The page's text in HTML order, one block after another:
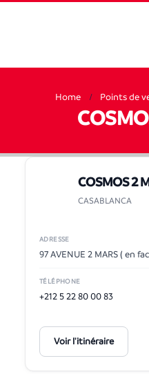
Home Points de
COSMOS 2
CASABLANCA
ADRESSE
97 AVENUE 2 MARS ( en
TÉLÉPHONE
+212 5 22 80 00 83
Voir l'itinéraire